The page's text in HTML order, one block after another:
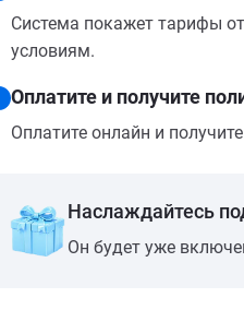
Система покажет тарифы
условиям.
Оплатите и получите
Оплатите онлайн и
Наслаждайтесь
Он будет уже